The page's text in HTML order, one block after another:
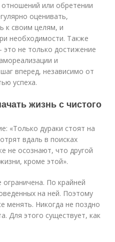
или обретении
оценивать,
к своим целям, и
необходимости. Также
не только достижение
и
вперед, независимо от
успеха.
жизнь с чистого
«Только дураки стоят на
вдаль в поисках
не осознают, что другой
кроме этой».
По крайней
на ней. Поэтому
менять. Никогда не поздно
Для этого существует, как